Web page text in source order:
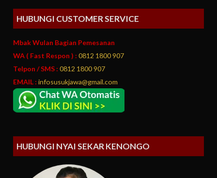
HUBUNGI CUSTOMER SERVICE
Mbak Wulan Bagian Pemesanan
WA ( Fast Respon ) : 0812 1800 907
Telpon / SMS : 0812 1800 907
EMAIL : infosusukjawa@gmail.com
HUBUNGI NYAI SEKAR KENONGO